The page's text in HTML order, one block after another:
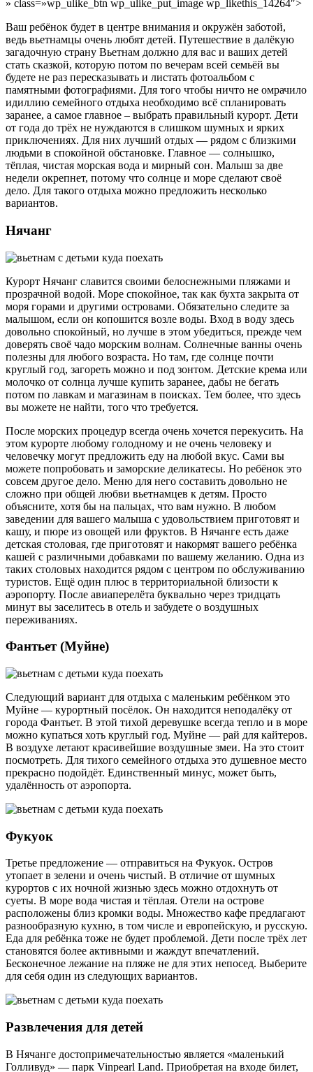
» class=»wp_ulike_btn wp_ulike_put_image wp_likethis_14264″>
Ваш ребёнок будет в центре внимания и окружён заботой,
ведь вьетнамцы очень любят детей. Путешествие в далёкую
загадочную страну Вьетнам должно для вас и ваших детей
стать сказкой, которую потом по вечерам всей семьёй вы
будете не раз пересказывать и листать фотоальбом с
памятными фотографиями. Для того чтобы ничто не омрачило
идиллию семейного отдыха необходимо всё спланировать
заранее, а самое главное – выбрать правильный курорт. Дети
от года до трёх не нуждаются в слишком шумных и ярких
приключениях. Для них лучший отдых — рядом с близкими
людьми в спокойной обстановке. Главное — солнышко,
тёплая, чистая морская вода и мирный сон. Малыш за две
недели окрепнет, потому что солнце и море сделают своё
дело. Для такого отдыха можно предложить несколько
вариантов.
Нячанг
Курорт Нячанг славится своими белоснежными пляжами и
прозрачной водой. Море спокойное, так как бухта закрыта от
моря горами и другими островами. Обязательно следите за
малышом, если он копошится возле воды. Вход в воду здесь
довольно спокойный, но лучше в этом убедиться, прежде чем
доверять своё чадо морским волнам. Солнечные ванны очень
полезны для любого возраста. Но там, где солнце почти
круглый год, загореть можно и под зонтом. Детские крема или
молочко от солнца лучше купить заранее, дабы не бегать
потом по лавкам и магазинам в поисках. Тем более, что здесь
вы можете не найти, того что требуется.
После морских процедур всегда очень хочется перекусить. На
этом курорте любому голодному и не очень человеку и
человечку могут предложить еду на любой вкус. Сами вы
можете попробовать и заморские деликатесы. Но ребёнок это
совсем другое дело. Меню для него составить довольно не
сложно при общей любви вьетнамцев к детям. Просто
объясните, хотя бы на пальцах, что вам нужно. В любом
заведении для вашего малыша с удовольствием приготовят и
кашу, и пюре из овощей или фруктов. В Нячанге есть даже
детская столовая, где приготовят и накормят вашего ребёнка
кашей с различными добавками по вашему желанию. Одна из
таких столовых находится рядом с центром по обслуживанию
туристов. Ещё один плюс в территориальной близости к
аэропорту. После авиаперелёта буквально через тридцать
минут вы заселитесь в отель и забудете о воздушных
переживаниях.
Фантьет (Муйне)
Следующий вариант для отдыха с маленьким ребёнком это
Муйне — курортный посёлок. Он находится неподалёку от
города Фантьет. В этой тихой деревушке всегда тепло и в море
можно купаться хоть круглый год. Муйне — рай для кайтеров.
В воздухе летают красивейшие воздушные змеи. На это стоит
посмотреть. Для тихого семейного отдыха это душевное место
прекрасно подойдёт. Единственный минус, может быть,
удалённость от аэропорта.
Фукуок
Третье предложение — отправиться на Фукуок. Остров
утопает в зелени и очень чистый. В отличие от шумных
курортов с их ночной жизнью здесь можно отдохнуть от
суеты. В море вода чистая и тёплая. Отели на острове
расположены близ кромки воды. Множество кафе предлагают
разнообразную кухню, в том числе и европейскую, и русскую.
Еда для ребёнка тоже не будет проблемой. Дети после трёх лет
становятся более активными и жаждут впечатлений.
Бесконечное лежание на пляже не для этих непосед. Выберите
для себя один из следующих вариантов.
Развлечения для детей
В Нячанге достопримечательностью является «маленький
Голливуд» — парк Vinpearl Land. Приобретая на входе билет,